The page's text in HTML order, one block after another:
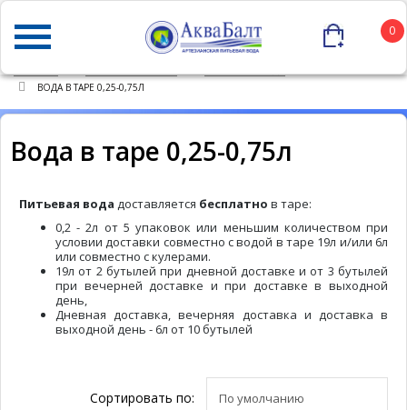
0
ВОДА В ТАРЕ 0,25-0,75Л
Вода в таре 0,25-0,75л
Питьевая вода доставляется бесплатно в таре:
0,2 - 2л от 5 упаковок или меньшим количеством при
условии доставки совместно с водой в таре 19л и/или 6л
или совместно с кулерами.
19л от 2 бутылей при дневной доставке и от 3 бутылей
при вечерней доставке и при доставке в выходной
день,
Дневная доставка, вечерняя доставка и доставка в
выходной день - 6л от 10 бутылей
Сортировать по: